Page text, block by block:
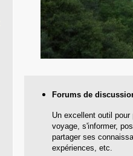
Forums de
Un excellent outil pour
voyage, s'informer,
partager ses
expériences, etc.